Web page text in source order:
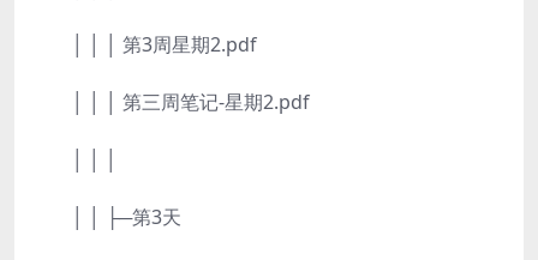
│ │ │ 第3周星期2.pdf
│ │ │ 第三周笔记-星期2.pdf
│ │ ├─第3天